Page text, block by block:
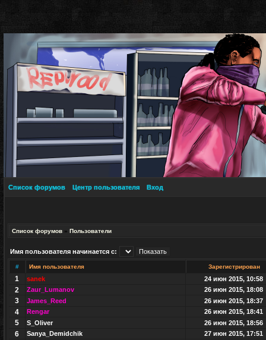
Список форумов Центр пользователя Вход
Список форумов » Пользователи
Имя пользователя начинается с:
# Имя пользователя Зарегистрирован
1 sanek 24 июн 2015, 10:58
2 Zaur_Lumanov 26 июн 2015, 18:08
3 James_Reed 26 июн 2015, 18:37
4 Rengar 26 июн 2015, 18:41
5 S_Oliver 26 июн 2015, 18:56
6 Sanya_Demidchik 27 июн 2015, 17:51